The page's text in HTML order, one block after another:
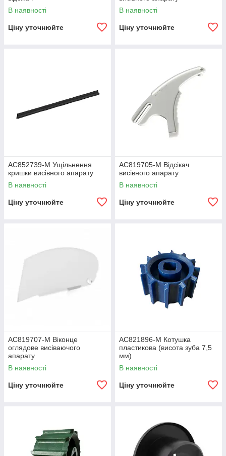
В наявності
Ціну уточнюйте
В наявності
Ціну уточнюйте
AC852739-M Ущільнення
кришки висівного апарату
В наявності
Ціну уточнюйте
AC819705-M Відсікач
висівного апарату
В наявності
Ціну уточнюйте
AC819707-M Віконце
оглядове висіваючого
апарату
В наявності
Ціну уточнюйте
AC821896-M Котушка
пластикова (висота зуба 7,5
мм)
В наявності
Ціну уточнюйте